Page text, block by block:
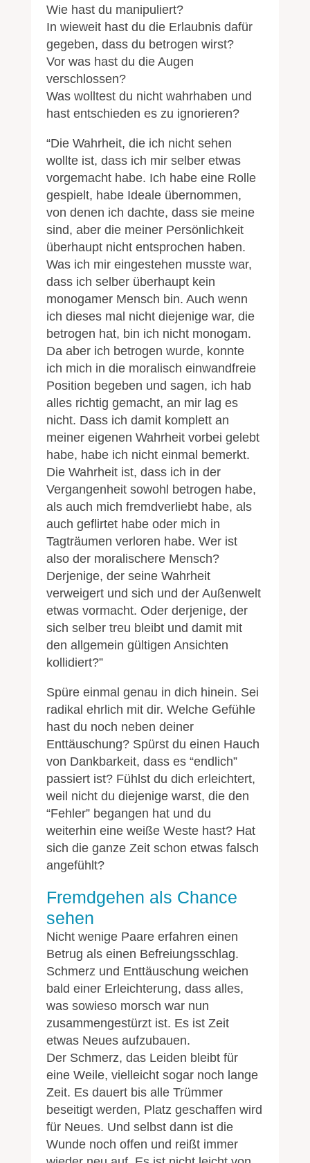
Wie hast du manipuliert?
In wieweit hast du die Erlaubnis dafür
gegeben, dass du betrogen wirst?
Vor was hast du die Augen
verschlossen?
Was wolltest du nicht wahrhaben und
hast entschieden es zu ignorieren?
“Die Wahrheit, die ich nicht sehen
wollte ist, dass ich mir selber etwas
vorgemacht habe. Ich habe eine Rolle
gespielt, habe Ideale übernommen,
von denen ich dachte, dass sie meine
sind, aber die meiner Persönlichkeit
überhaupt nicht entsprochen haben.
Was ich mir eingestehen musste war,
dass ich selber überhaupt kein
monogamer Mensch bin. Auch wenn
ich dieses mal nicht diejenige war, die
betrogen hat, bin ich nicht monogam.
Da aber ich betrogen wurde, konnte
ich mich in die moralisch einwandfreie
Position begeben und sagen, ich hab
alles richtig gemacht, an mir lag es
nicht. Dass ich damit komplett an
meiner eigenen Wahrheit vorbei gelebt
habe, habe ich nicht einmal bemerkt.
Die Wahrheit ist, dass ich in der
Vergangenheit sowohl betrogen habe,
als auch mich fremdverliebt habe, als
auch geflirtet habe oder mich in
Tagträumen verloren habe. Wer ist
also der moralischere Mensch?
Derjenige, der seine Wahrheit
verweigert und sich und der Außenwelt
etwas vormacht. Oder derjenige, der
sich selber treu bleibt und damit mit
den allgemein gültigen Ansichten
kollidiert?”
Spüre einmal genau in dich hinein. Sei
radikal ehrlich mit dir. Welche Gefühle
hast du noch neben deiner
Enttäuschung? Spürst du einen Hauch
von Dankbarkeit, dass es “endlich”
passiert ist? Fühlst du dich erleichtert,
weil nicht du diejenige warst, die den
“Fehler” begangen hat und du
weiterhin eine weiße Weste hast? Hat
sich die ganze Zeit schon etwas falsch
angefühlt?
Fremdgehen als Chance
sehen
Nicht wenige Paare erfahren einen
Betrug als einen Befreiungsschlag.
Schmerz und Enttäuschung weichen
bald einer Erleichterung, dass alles,
was sowieso morsch war nun
zusammengestürzt ist. Es ist Zeit
etwas Neues aufzubauen.
Der Schmerz, das Leiden bleibt für
eine Weile, vielleicht sogar noch lange
Zeit. Es dauert bis alle Trümmer
beseitigt werden, Platz geschaffen wird
für Neues. Und selbst dann ist die
Wunde noch offen und reißt immer